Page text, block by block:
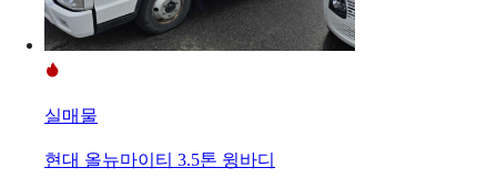
실매물
현대 올뉴마이티 3.5톤 윙바디